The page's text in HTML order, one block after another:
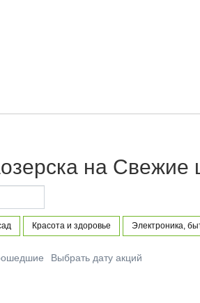
на Свежие
Красота и здоровье Электроника,
Выбрать дату акций